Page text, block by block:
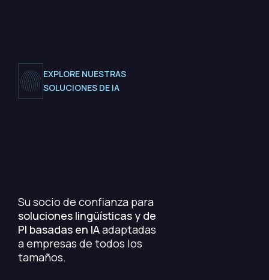
EXPLORE NUESTRAS
SOLUCIONES DE IA
Su socio de confianza para
soluciones lingüísticas y de
PI basadas en IAadaptadas
a empresas de todos los
tamaños.